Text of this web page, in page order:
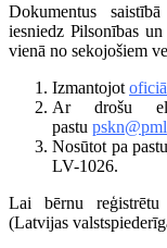
Dokumentus
iesniedz Pilsonības
vienā no sekojošiem
Izmantojot
Ar drošu
pastu
Nosūtot pa
LV-1026.
Lai bērnu
(Latvijas